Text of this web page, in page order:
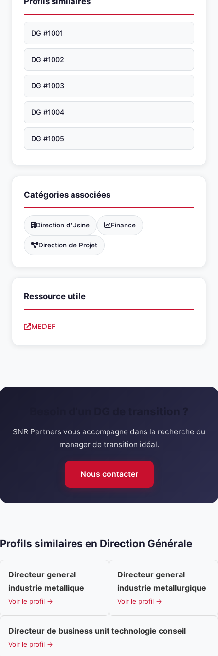
DG #1001
DG #1002
DG #1003
DG #1004
DG #1005
Catégories associées
Direction d'Usine Finance
Direction de Projet
Ressource utile
MEDEF
SNR Partners vous accompagne dans la recherche du
manager de transition idéal.
Nous contacter
Profils similaires en Direction Générale
Directeur general
industrie metallique
Voir le profil →
Directeur general
industrie metallurgique
Voir le profil →
Directeur de business unit technologie conseil
Voir le profil →